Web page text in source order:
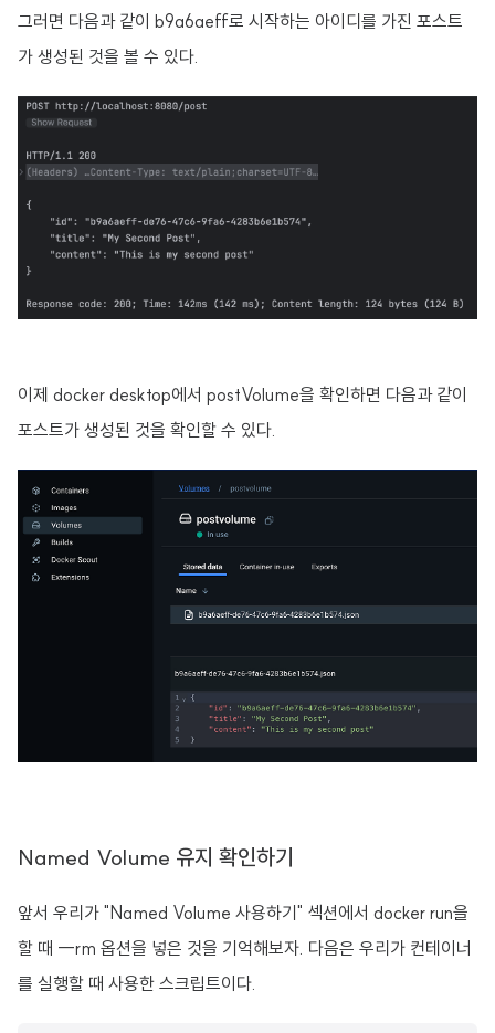
그러면 다음과 같이 b9a6aeff로 시작하는 아이디를 가진 포스트
가 생성된 것을 볼 수 있다.
이제 docker desktop에서 postVolume을 확인하면 다음과 같이
포스트가 생성된 것을 확인할 수 있다.
Named Volume 유지 확인하기
앞서 우리가 "Named Volume 사용하기" 섹션에서 docker run을
할 때 --rm 옵션을 넣은 것을 기억해보자. 다음은 우리가 컨테이너
를 실행할 때 사용한 스크립트이다.